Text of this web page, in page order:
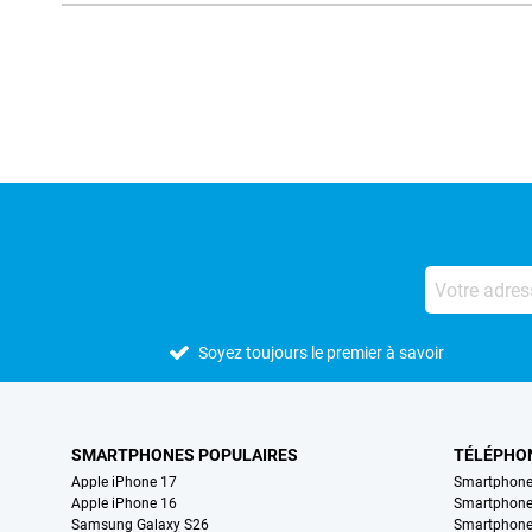
Soyez toujours le premier à savoir
SMARTPHONES POPULAIRES
Apple iPhone 17
Apple iPhone 16
Samsung Galaxy S26